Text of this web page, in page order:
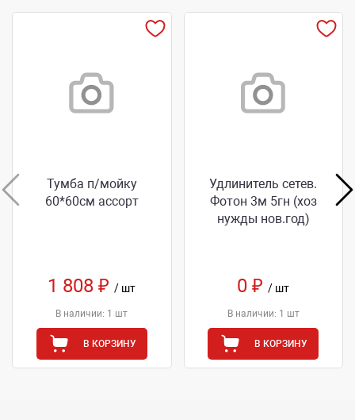
Тумба п/мойку
60*60см ассорт
1 808 ₽/ шт
В наличии: 1 шт
В КОРЗИНУ
Удлинитель сетев.
Фотон 3м 5гн (хоз
нужды нов.год)
0 ₽/ шт
В наличии: 1 шт
В КОРЗИНУ